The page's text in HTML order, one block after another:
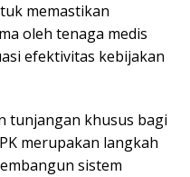
memastikan
oleh tenaga medis
efektivitas kebijakan
tunjangan khusus bagi
merupakan langkah
sistem